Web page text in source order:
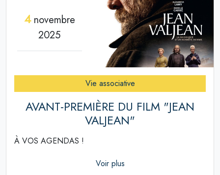
4novembre
2025
Vie associative
AVANT-PREMIÈRE DU FILM "JEAN
VALJEAN"
À VOS AGENDAS !
Voir plus